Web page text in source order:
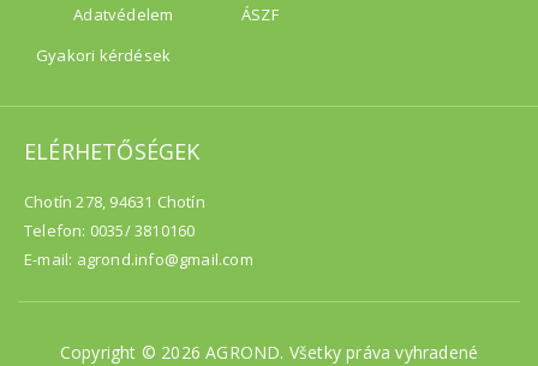
Adatvédelem
ÁSZF
Gyakori kérdések
ELÉRHETŐSÉGEK
Chotín 278, 94631 Chotín
Telefon: 0035/ 3810160
E-mail: agrond.info@gmail.com
Copyright © 2026 AGROND. Všetky práva vyhradené